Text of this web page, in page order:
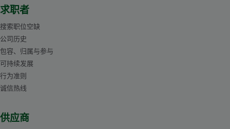
求职者
搜索职位空缺
公司历史
包容、归属与参与
可持续发展
行为准则
诚信热线
供应商